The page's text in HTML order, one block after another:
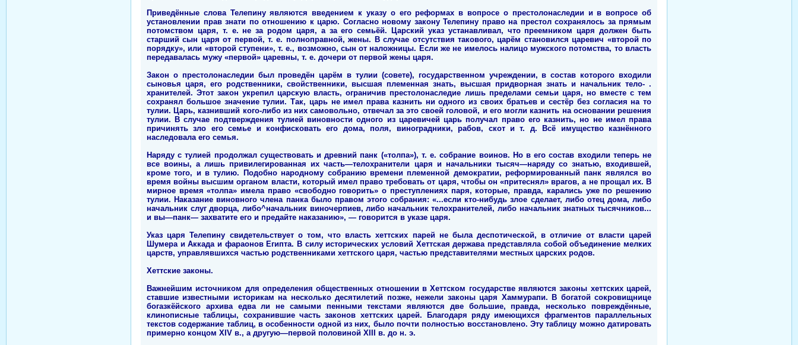
Приведённые слова Телепину являются введением к указу о его реформах в вопросе о престолонаследии и в вопросе об
установлении прав знати по отношению к царю. Согласно новому закону Телепину право на престол сохранялось за прямым
потомством царя, т. е. не за родом царя, а за его семьёй. Царский указ устанавливал, что преемником царя должен быть
старший сын царя от первой, т. е. полноправной, жены. В случае отсутствия такового, царём становился царевич «второй по
порядку», или «второй ступени», т. е., возможно, сын от наложницы. Если же не имелось налицо мужского потомства, то власть
передавалась мужу «первой» царевны, т. е. дочери от первой жены царя.
Закон о престолонаследии был проведён царём в тулии (совете), государственном учреждении, в состав которого входили
сыновья царя, его родственники, свойственники, высшая племенная знать, высшая придворная знать и начальник тело- .
хранителей. Этот закон укрепил царскую власть, ограничив престолонаследие лишь пределами семьи царя, но вместе с тем
сохранял большое значение тулии. Так, царь не имел права казнить ни одного из своих братьев и сестёр без согласия на то
тулии. Царь, казнивший кого-либо из них самовольно, отвечал за это своей головой, и его могли казнить на основании решения
тулии. В случае подтверждения тулией виновности одного из царевичей царь получал право его казнить, но не имел права
причинять зло его семье и конфисковать его дома, поля, виноградники, рабов, скот и т. д. Всё имущество казнённого
наследовала его семья.
Наряду с тулией продолжал существовать и древний панк («толпа»), т. е. собрание воинов. Но в его состав входили теперь не
все воины, а лишь привилегированная их часть—телохранители царя и начальники тысяч—наряду со знатью, входившей,
кроме того, и в тулию. Подобно народному собранию времени племенной демократии, реформированный панк являлся во
время войны высшим органом власти, который имел право требовать от царя, чтобы он «притеснял» врагов, а не прощал их. В
мирное время «толпа» имела право «свободно говорить» о преступлениях паря, которые, правда, карались уже по решению
тулии. Наказание виновного члена панка было правом этого собрания: «...если кто-нибудь злое сделает, либо отец дома, либо
начальник слуг дворца, либо^начальник виночерпиев, либо начальник телохранителей, либо начальник знатных тысячников...
и вы—панк— захватите его и предайте наказанию», — говорится в указе царя.
Указ царя Телепину свидетельствует о том, что власть хеттских парей не была деспотической, в отличие от власти царей
Шумера и Аккада и фараонов Египта. В силу исторических условий Хеттская держава представляла собой объединение мелких
царств, управлявшихся частью родственниками хеттского царя, частью представителями местных царских родов.
Хеттские законы.
Важнейшим источником для определения общественных отношении в Хеттском государстве являются законы хеттских царей,
ставшие известными историкам на несколько десятилетий позже, нежели законы царя Хаммурапи. В богатой сокровищнице
богазкёйского архива едва ли не самыми пенными текстами являются две большие, правда, несколько повреждённые,
клинописные таблицы, сохранившие часть законов хеттских царей. Благодаря ряду имеющихся фрагментов параллельных
текстов содержание таблиц, в особенности одной из них, было почти полностью восстановлено. Эту таблицу можно датировать
примерно концом XIV в., а другую—первой половиной XIII в. до н. э.